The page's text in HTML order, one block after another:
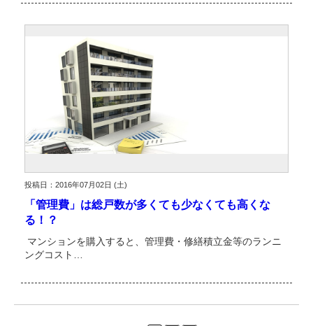
投稿日：2016年07月02日 (土)
「管理費」は総戸数が多くても少なくても高くな
る！？
マンションを購入すると、管理費・修繕積立金等のランニ
ングコスト…